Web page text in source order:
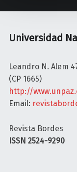
a
t
o
n
Universidad
Leandro N. Alem
(CP 1665)
http://
Email:
Revista Bordes
ISSN 2524-9290